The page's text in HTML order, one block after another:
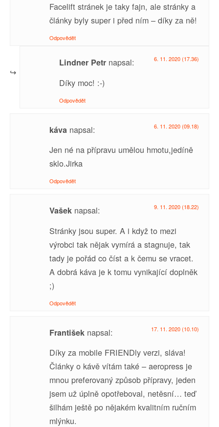
Facelift stránek je taky fajn, ale stránky a
články byly super i před ním – díky za ně!
Odpovědět
Lindner Petr napsal: 6. 11. 2020 (17.36)
Díky moc! :-)
Odpovědět
káva napsal: 6. 11. 2020 (09.18)
Jen né na přípravu umělou hmotu,jedíně
sklo.Jirka
Odpovědět
Vašek napsal: 9. 11. 2020 (18.22)
Stránky jsou super. A i když to mezi
výrobci tak nějak vymírá a stagnuje, tak
tady je pořád co číst a k čemu se vracet.
A dobrá káva je k tomu vynikající doplněk
;)
Odpovědět
František napsal: 17. 11. 2020 (10.10)
Díky za mobile FRIENDly verzi, sláva!
Články o kávě vítám také – aeropress je
mnou preferovaný způsob přípravy, jeden
jsem už úplně opotřeboval, netěsní… teď
šilhám ještě po nějakém kvalitním ručním
mlýnku.